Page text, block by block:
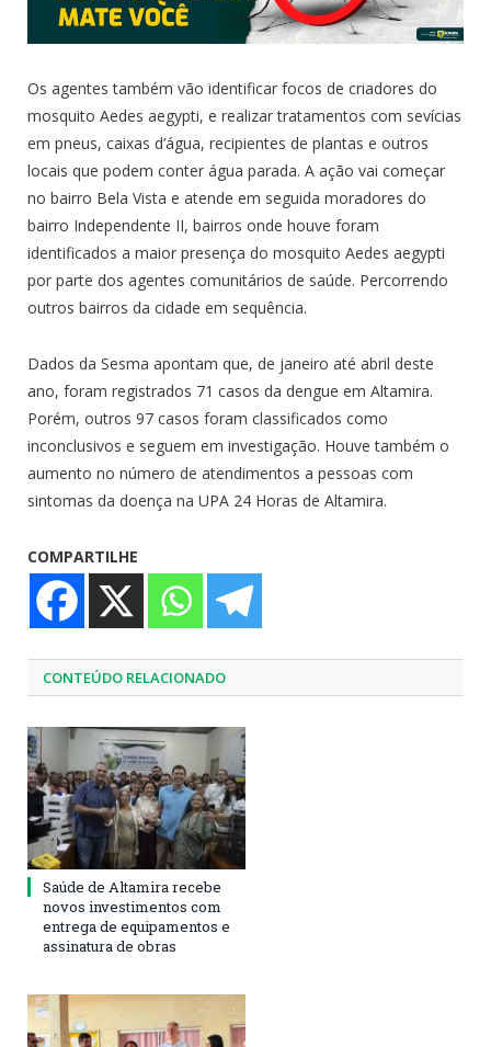
Os agentes também vão identificar focos de criadores do
mosquito Aedes aegypti, e realizar tratamentos com sevícias
em pneus, caixas d’água, recipientes de plantas e outros
locais que podem conter água parada. A ação vai começar
no bairro Bela Vista e atende em seguida moradores do
bairro Independente II, bairros onde houve foram
identificados a maior presença do mosquito Aedes aegypti
por parte dos agentes comunitários de saúde. Percorrendo
outros bairros da cidade em sequência.
Dados da Sesma apontam que, de janeiro até abril deste
ano, foram registrados 71 casos da dengue em Altamira.
Porém, outros 97 casos foram classificados como
inconclusivos e seguem em investigação. Houve também o
aumento no número de atendimentos a pessoas com
sintomas da doença na UPA 24 Horas de Altamira.
COMPARTILHE
CONTEÚDO RELACIONADO
Saúde de Altamira recebe
novos investimentos com
entrega de equipamentos e
assinatura de obras